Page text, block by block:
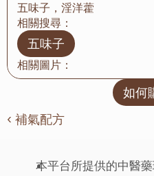
五味子，淫洋藿
相關搜尋：
五味子
相關圖片：
如何
‹ 補氣配方
本平台所提供的中醫